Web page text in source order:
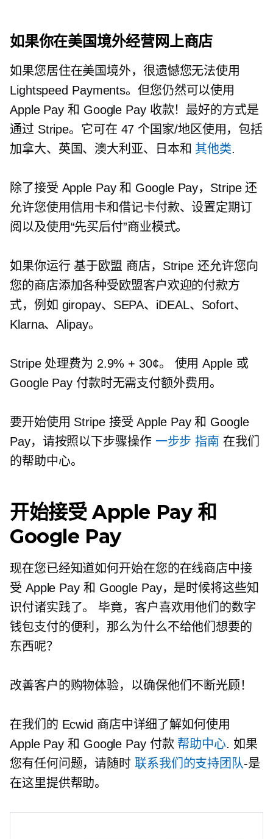
如果你在美国境外经营网上商店
如果您居住在美国境外，很遗憾您无法使用
Lightspeed Payments。但您仍然可以使用
Apple Pay 和 Google Pay 收款！最好的方式是
通过 Stripe。它可在 47 个国家/地区使用，包括
加拿大、英国、澳大利亚、日本和 其他类.
除了接受 Apple Pay 和 Google Pay，Stripe 还
允许您使用信用卡和借记卡付款、设置定期订
阅以及使用“先买后付”商业模式。
如果你运行 基于欧盟 商店，Stripe 还允许您向
您的商店添加各种受欧盟客户欢迎的付款方
式，例如 giropay、SEPA、iDEAL、Sofort、
Klarna、Alipay。
Stripe 处理费为 2.9% + 30¢。 使用 Apple 或
Google Pay 付款时无需支付额外费用。
要开始使用 Stripe 接受 Apple Pay 和 Google
Pay，请按照以下步骤操作 一步步 指南 在我们
的帮助中心。
开始接受 Apple Pay 和
Google Pay
现在您已经知道如何开始在您的在线商店中接
受 Apple Pay 和 Google Pay，是时候将这些知
识付诸实践了。 毕竟，客户喜欢用他们的数字
钱包支付的便利，那么为什么不给他们想要的
东西呢？
改善客户的购物体验，以确保他们不断光顾！
在我们的 Ecwid 商店中详细了解如何使用
Apple Pay 和 Google Pay 付款 帮助中心. 如果
您有任何问题，请随时 联系我们的支持团队-是
在这里提供帮助。